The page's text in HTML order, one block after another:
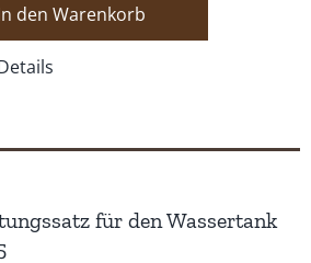
den Warenkorb
für den Wassertank